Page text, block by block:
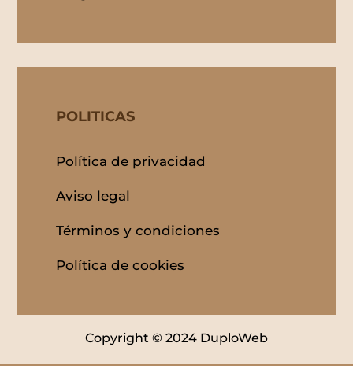
POLITICAS
Política de privacidad
Aviso legal
Términos y condiciones
Política de cookies
Copyright © 2024 DuploWeb